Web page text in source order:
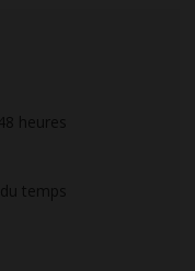
heures
temps